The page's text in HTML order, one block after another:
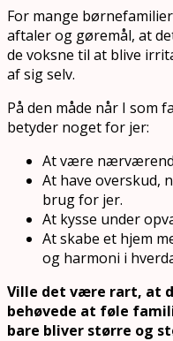
For mange
aftaler og gøremål, at
de voksne til at blive
af sig selv.
På den måde når I som
betyder noget for jer:
At være
At have overskud,
brug for jer.
At kysse under
At skabe et hjem
og harmoni i
Ville det være rart, at
behøvede at føle
bare bliver større og